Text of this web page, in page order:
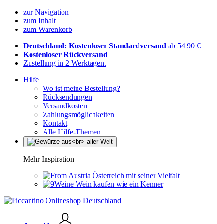
zur Navigation
zum Inhalt
zum Warenkorb
Deutschland: Kostenloser Standardversand ab 54,90 €
Kostenloser Rückversand
Zustellung in 2 Werktagen.
Hilfe
Wo ist meine Bestellung?
Rücksendungen
Versandkosten
Zahlungsmöglichkeiten
Kontakt
Alle Hilfe-Themen
Mehr Inspiration
Österreich mit seiner Vielfalt
Wein kaufen wie ein Kenner